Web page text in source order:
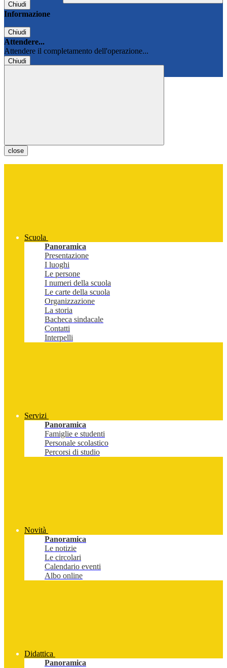
Chiudi
Informazione
Chiudi
Attendere...
Attendere il completamento dell'operazione...
Chiudi
close
Scuola
Panoramica
Presentazione
I luoghi
Le persone
I numeri della scuola
Le carte della scuola
Organizzazione
La storia
Bacheca sindacale
Contatti
Interpelli
Servizi
Panoramica
Famiglie e studenti
Personale scolastico
Percorsi di studio
Novità
Panoramica
Le notizie
Le circolari
Calendario eventi
Albo online
Didattica
Panoramica